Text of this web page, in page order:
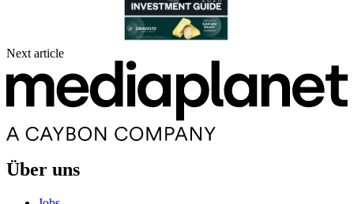
Next article
Über uns